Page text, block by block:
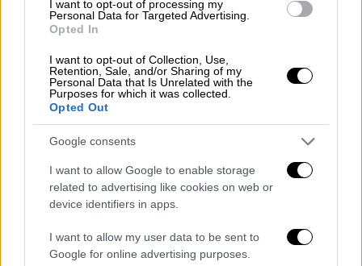
I want to opt-out of processing my
Personal Data for Targeted Advertising.
Opted In
I want to opt-out of Collection, Use,
Retention, Sale, and/or Sharing of my
Personal Data that Is Unrelated with the
Purposes for which it was collected.
Opted Out
Google consents
I want to allow Google to enable storage
related to advertising like cookies on web or
device identifiers in apps.
I want to allow my user data to be sent to
Google for online advertising purposes.
αυξηθούν οπότε θα εκδηλωθούν βροχές και
Θεσσαλονίκηο καιρός θα είναι άστατος με
βροχές και καταιγίδες να σημειώνονται και
στη συμπρωτεύουσα.
Ο καιρός θα είναι
άστατος και τη Δευτέρα
έντονα
καιρικά φαινόμενα στο μεγαλύτερο
μέρος της χώρας κυρίως τις μεσημεριανές
ώρες.
Το έκτακτο δελτίο από την ΕΜΥ